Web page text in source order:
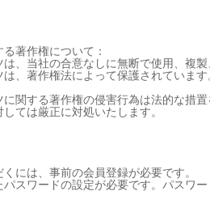
著作権について：
、当社の合意なしに無断で使用、複
、著作権法によって保護されていま
関する著作権の侵害行為は法的な措
ては厳正に対処いたします。
には、事前の会員登録が必要です。
スワードの設定が必要です。パスワ